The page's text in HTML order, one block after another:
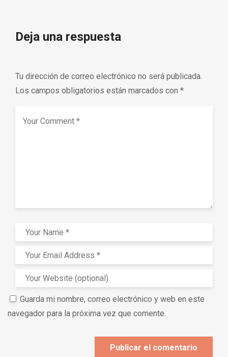
Deja una respuesta
Tu dirección de correo electrónico no será publicada.
Los campos obligatorios están marcados con *
Guarda mi nombre, correo electrónico y web en este
navegador para la próxima vez que comente.